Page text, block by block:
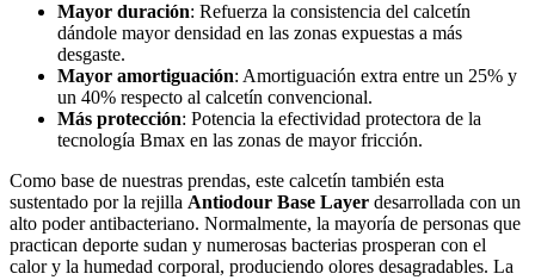
Mayor duración: Refuerza la consistencia del calcetín
dándole mayor densidad en las zonas expuestas a más
desgaste.
Mayor amortiguación: Amortiguación extra entre un 25% y
un 40% respecto al calcetín convencional.
Más protección: Potencia la efectividad protectora de la
tecnología Bmax en las zonas de mayor fricción.
Como base de nuestras prendas, este calcetín también esta
sustentado por la rejilla Antiodour Base Layer desarrollada con un
alto poder antibacteriano. Normalmente, la mayoría de personas que
practican deporte sudan y numerosas bacterias prosperan con el
calor y la humedad corporal, produciendo olores desagradables. La